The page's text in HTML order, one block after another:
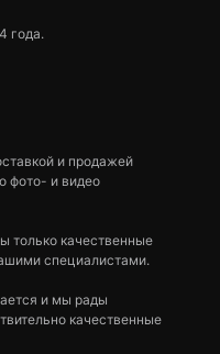
года.
и продажей
фото- и видео
только качественные
специалистами.
и мы рады
качественные